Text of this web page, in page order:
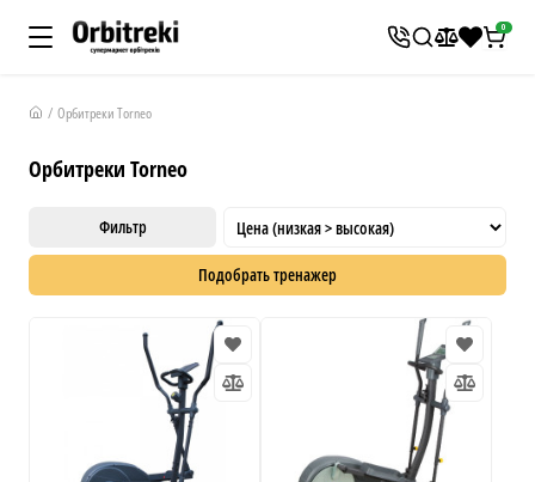
0
Орбитреки Torneo
Орбитреки Torneo
Фильтр
Подобрать тренажер
X
Ваш бюджет